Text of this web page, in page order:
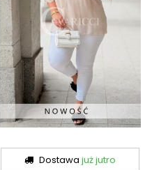
Dostawa już jutro